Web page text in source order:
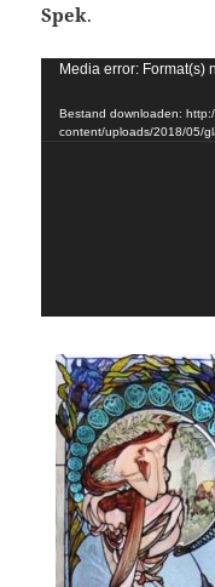
Spek.
Videospeler
Media error: Format(s)
Bestand downloaden:
content/uploads/2018/05/